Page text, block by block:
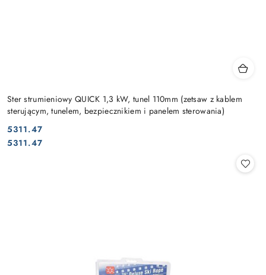
Ster strumieniowy QUICK 1,3 kW, tunel 110mm (zetsaw z kablem
sterującym, tunelem, bezpiecznikiem i panelem sterowania)
Cena:
5311.47
Cena:
5311.47